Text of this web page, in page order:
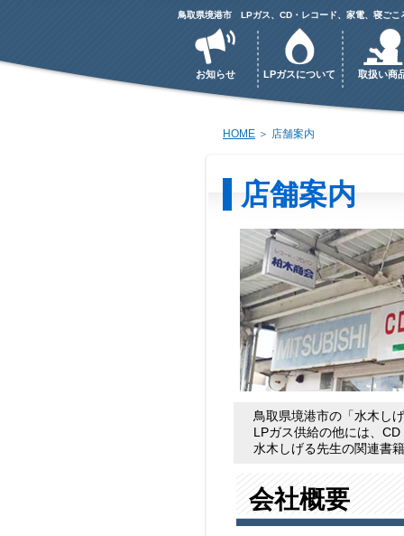
鳥取県境港市 LPガス、CD・レコード、家電、寝ごこ
お知らせ LPガスについて 取扱い商
HOME ＞ 店舗案内
店舗案内
鳥取県境港市の「水木し
LPガス供給の他には、
水木しげる先生の関連書
会社概要